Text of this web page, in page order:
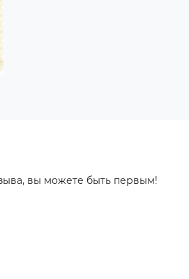
вы можете быть первым!